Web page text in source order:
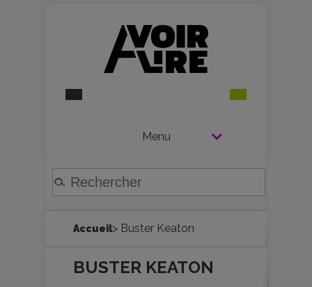
Menu
Accueil> Buster Keaton
BUSTER KEATON